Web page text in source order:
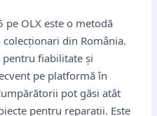
pe OLX este o metodă
din România.
fiabilitate și
pe platformă în
pot găsi atât
pentru reparații. Este